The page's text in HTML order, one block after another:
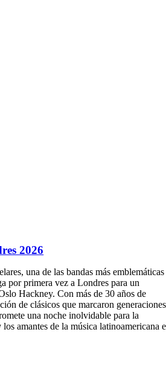
2026
una de las bandas más emblemáticas
por primera vez a Londres para un
Hackney. Con más de 30 años de
de clásicos que marcaron
una noche inolvidable para la
amantes de la música latinoamericana